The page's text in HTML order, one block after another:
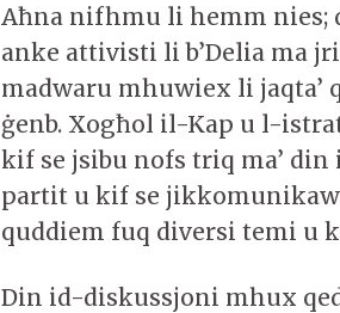
Aħna nifhmu li hemm nies;
anke attivisti li b’Delia ma
madwaru mhuwiex li jaqta’
ġenb. Xogħol il-Kap u l-
kif se jsibu nofs triq ma’
partit u kif se
quddiem fuq diversi temi u
Din id-diskussjoni mhux